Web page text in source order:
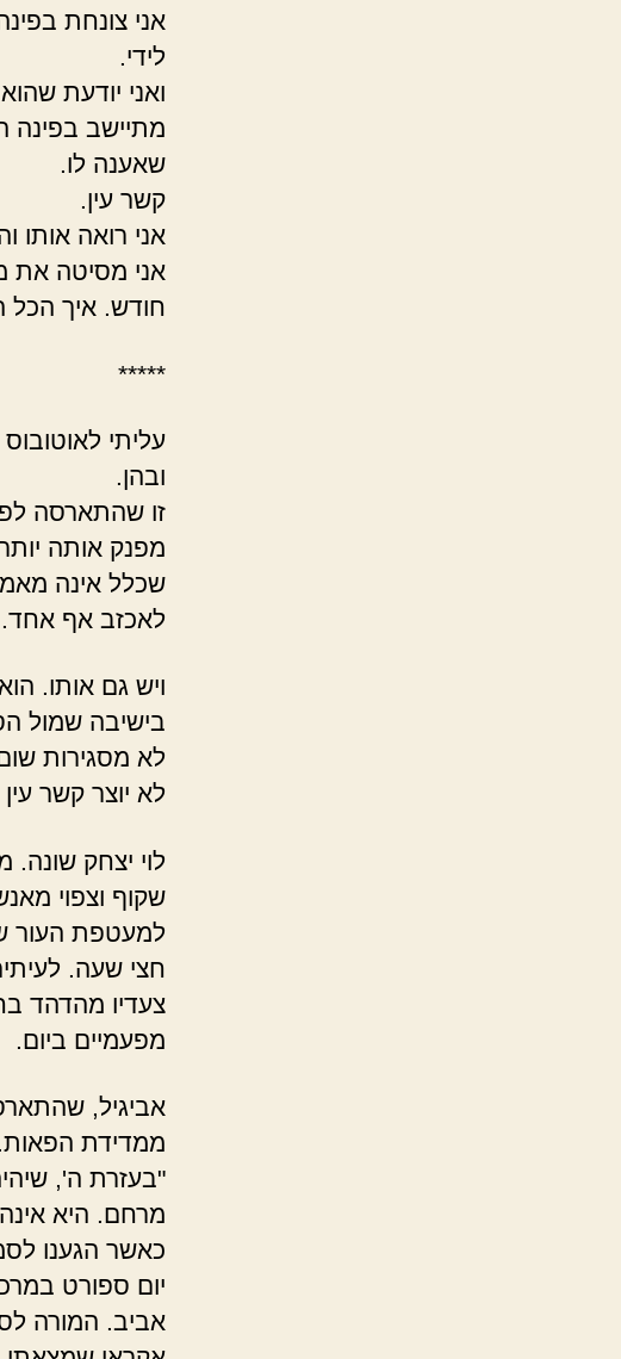
אני צונחת
לידי.
ואני יודעת
מתיישב בפינה
שאענה לו.
קשר עין.
אני רואה אותו
אני מסיטה את
חודש. איך הכל
*****
עליתי
ובהן.
זו שהתארסה
מפנק אותה
שכלל אינה
לאכזב אף אחד.
ויש גם אותו.
בישיבה שמול
לא מסגירות
לא יוצר קשר
לוי יצחק
שקוף וצפוי
למעטפת העור
חצי שעה.
צעדיו מהדהד
מפעמיים ביום.
אביגיל,
ממדידת הפאות.
"בעזרת ה',
מרחם. היא
כאשר הגענו
יום ספורט
אביב. המורה